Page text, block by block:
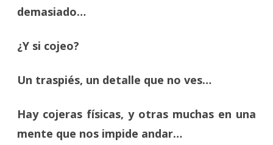
demasiado…
¿Y si cojeo?
Un traspiés, un detalle que no ves…
Hay cojeras físicas, y otras muchas en una
mente que nos impide andar…